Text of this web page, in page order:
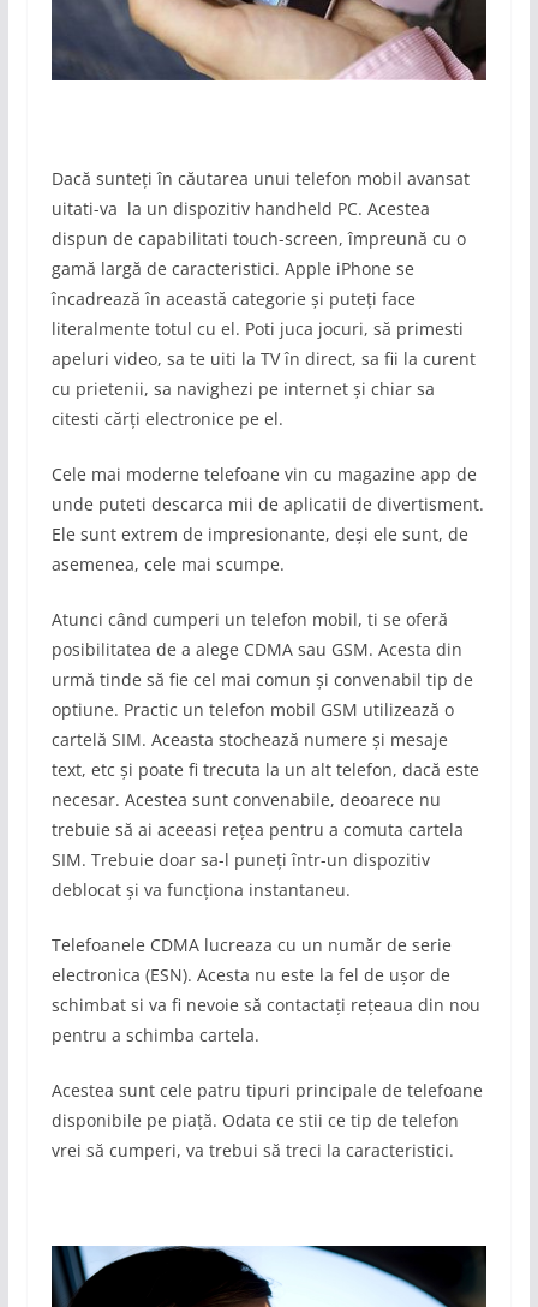
Dacă sunteți în căutarea unui telefon mobil avansat
uitati-va la un dispozitiv handheld PC. Acestea
dispun de capabilitati touch-screen, împreună cu o
gamă largă de caracteristici. Apple iPhone se
încadrează în această categorie și puteți face
literalmente totul cu el. Poti juca jocuri, să primesti
apeluri video, sa te uiti la TV în direct, sa fii la curent
cu prietenii, sa navighezi pe internet și chiar sa
citesti cărți electronice pe el.
Cele mai moderne telefoane vin cu magazine app de
unde puteti descarca mii de aplicatii de divertisment.
Ele sunt extrem de impresionante, deși ele sunt, de
asemenea, cele mai scumpe.
Atunci când cumperi un telefon mobil, ti se oferă
posibilitatea de a alege CDMA sau GSM. Acesta din
urmă tinde să fie cel mai comun și convenabil tip de
optiune. Practic un telefon mobil GSM utilizează o
cartelă SIM. Aceasta stochează numere și mesaje
text, etc și poate fi trecuta la un alt telefon, dacă este
necesar. Acestea sunt convenabile, deoarece nu
trebuie să ai aceeasi rețea pentru a comuta cartela
SIM. Trebuie doar sa-l puneți într-un dispozitiv
deblocat și va funcționa instantaneu.
Telefoanele CDMA lucreaza cu un număr de serie
electronica (ESN). Acesta nu este la fel de ușor de
schimbat si va fi nevoie să contactați rețeaua din nou
pentru a schimba cartela.
Acestea sunt cele patru tipuri principale de telefoane
disponibile pe piață. Odata ce stii ce tip de telefon
vrei să cumperi, va trebui să treci la caracteristici.